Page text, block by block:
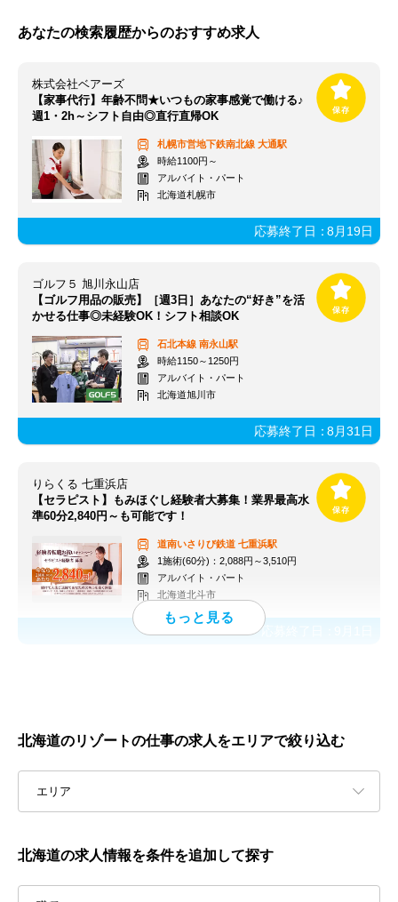
あなたの検索履歴からのおすすめ求人
株式会社ベアーズ
【家事代行】年齢不問★いつもの家事感覚で働ける♪
週1・2h～シフト自由◎直行直帰OK
札幌市営地下鉄南北線 大通駅
時給1100円～
アルバイト・パート
北海道札幌市
応募終了日：8月19日
ゴルフ５ 旭川永山店
【ゴルフ用品の販売】［週3日］あなたの“好き”を活
かせる仕事◎未経験OK！シフト相談OK
石北本線 南永山駅
時給1150～1250円
アルバイト・パート
北海道旭川市
応募終了日：8月31日
りらくる 七重浜店
【セラピスト】もみほぐし経験者大募集！業界最高水
準60分2,840円～も可能です！
道南いさりび鉄道 七重浜駅
1施術(60分)：2,088円～3,510円
アルバイト・パート
北海道北斗市
応募終了日：
北海道のリゾートの仕事の求人をエリアで絞り込む
エリア
北海道の求人情報を条件を追加して探す